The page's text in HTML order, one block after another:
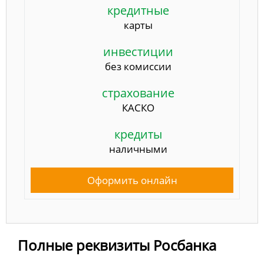
кредитные
карты
инвестиции
без комиссии
страхование
КАСКО
кредиты
наличными
Оформить онлайн
Полные реквизиты Росбанка